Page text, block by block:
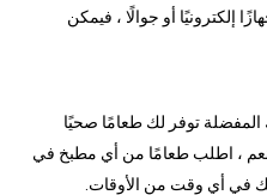
إلكترونيًا أو جوالًا ، فيمكن
توفر لك طعامًا صحيًا
نعم ، اطلب طعامًا من أي مطبخ في
في أي وقت من الأوقات.